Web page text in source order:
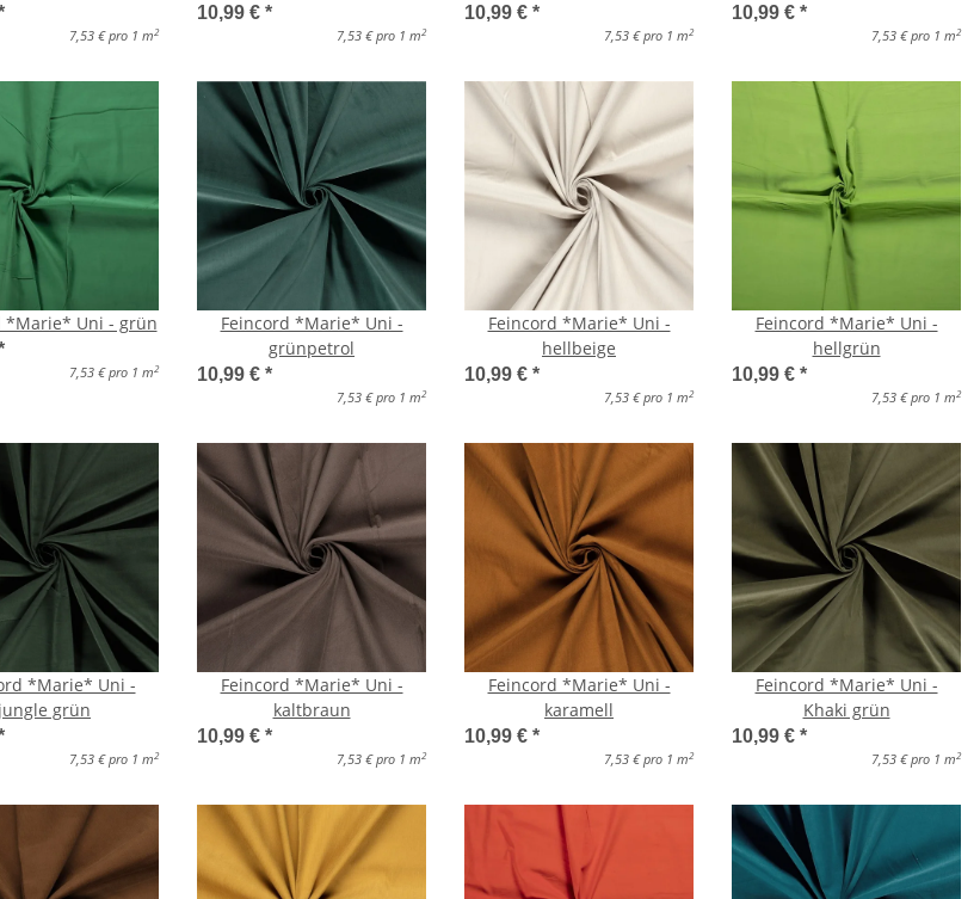
7,53 € pro 1 m2
10,99 € *
7,53 € pro 1 m2
10,99 € *
7,53 € pro 1 m2
10,99 € *
7,53 € pro 1 m2
*Marie* Uni - grün
7,53 € pro 1 m2
Feincord *Marie* Uni -
grünpetrol
10,99 € *
7,53 € pro 1 m2
Feincord *Marie* Uni -
hellbeige
10,99 € *
7,53 € pro 1 m2
Feincord *Marie* Uni -
hellgrün
10,99 € *
7,53 € pro 1 m2
*Marie* Uni -
jungle grün
7,53 € pro 1 m2
Feincord *Marie* Uni -
kaltbraun
10,99 € *
7,53 € pro 1 m2
Feincord *Marie* Uni -
karamell
10,99 € *
7,53 € pro 1 m2
Feincord *Marie* Uni -
Khaki grün
10,99 € *
7,53 € pro 1 m2